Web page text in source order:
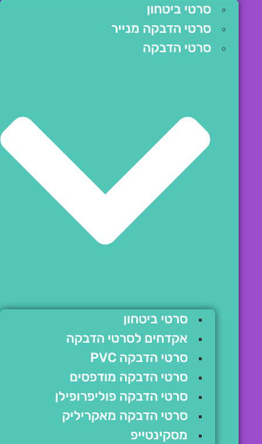
סרטי ביטחון
סרטי הדבקה מנייר
סרטי הדבקה
סרטי ביטחון
אקדחים לסרטי הדבקה
סרטי הדבקה PVC
סרטי הדבקה מודפסים
סרטי הדבקה פוליפרופילן
סרטי הדבקה מאקריליק
מסקינטייפ